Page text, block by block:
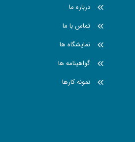
درباره ما
تماس با ما
نمایشگاه ها
گواهینامه ها
نمونه کارها